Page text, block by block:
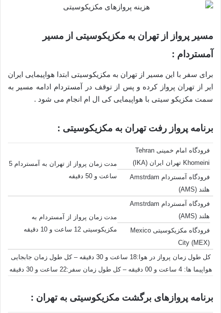
مسیر پرواز از تهران به مکزیکوسیتی از مسیر
آمستردام :
برای سفر با این مسیر از تهران به مکزیکوسیتی ابتدا هواپیمایی ایران
ایر از تهران پرواز کرده و پس از توقف در آمستردام ادامه مسیر به
سمت مکزیکو سیتی با هواپیمایی کی ال ام انجام می شود .
برنامه پرواز رفت تهران به مکزیکوسیتی :
فرودگاه امام خمینی Tehran
Khomeini تهران ایران (IKA)
مدت زمان پرواز از تهران به آمستردام 5
ساعت و 50 دقیقه
فرودگاه آمستردام Amstrdam
هلند (AMS)
فرودگاه آمستردام Amstrdam
هلند (AMS)
مدت زمان پرواز از آمستردام به
مکزیکوسیتی 12 ساعت و 10 دقیقه
فرودگاه مکزیکوسیتی Mexico
City (MEX)
کل طول زمان پرواز در هوا:18 ساعت و 30 دقیقه – کل طول زمان جابجایی
هواپیما ها: 4 ساعت و 00 دقیقه – کل طول زمان سفر:22 ساعت و 30 دقیقه
برنامه پروازهای برگشت مکزیکوسیتی به تهران :